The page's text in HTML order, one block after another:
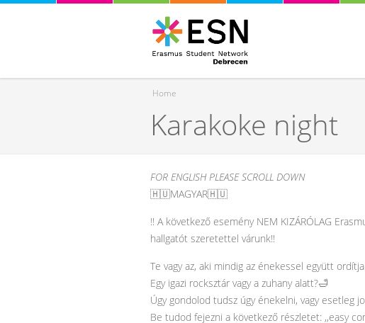
You are here
Home
Karakoke night
FOR ENGLISH PLEASE SCROLL DOWN
🇭🇺MAGYAR🇭🇺
‼️ A következő esemény NEM KIZÁRÓLAG
hallgatót szeretettel várunk‼️
Te vagy az, aki mindig az énekessel együtt
Egy igazi rocksztár vagy a zuhany alatt?🛁
Úgy gondolod tudsz úgy énekelni, vagy esetleg
Be tudod fejezni a következő részletet: ,,easy